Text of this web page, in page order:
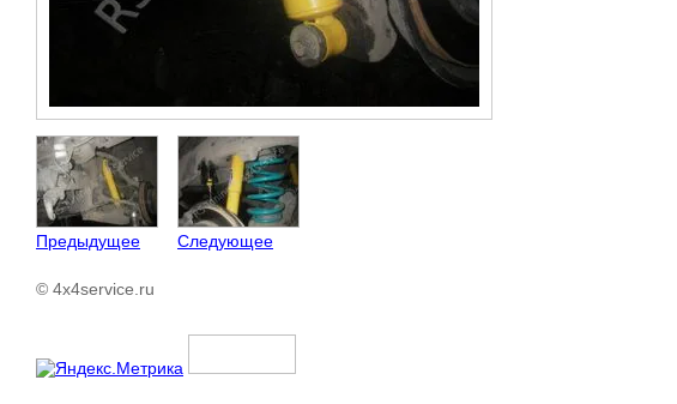
Предыдущее Следующее
© 4x4service.ru